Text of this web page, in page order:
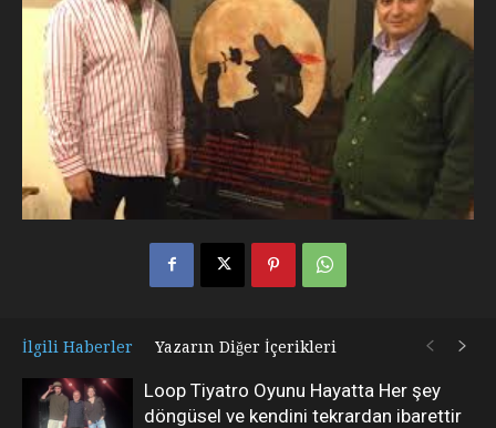
İlgili Haberler Yazarın Diğer İçerikleri
Loop Tiyatro Oyunu Hayatta Her şey
döngüsel ve kendini tekrardan ibarettir